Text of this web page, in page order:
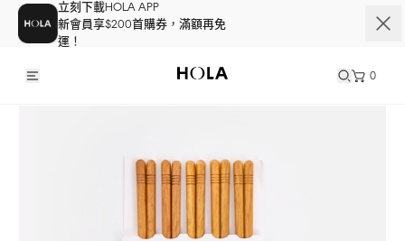
立刻下載HOLA APP
新會員享$200首購券，滿額再免
運！
0